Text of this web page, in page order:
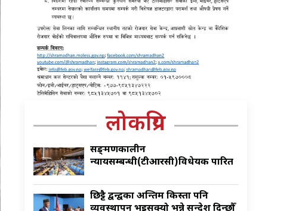
लोकप्रिय
सङ्क्रमणकालीन
न्यायसम्बन्धी(टीआरसी)विधेयक पारित
छिट्टै द्वन्द्वका अन्तिम किस्ता पनि